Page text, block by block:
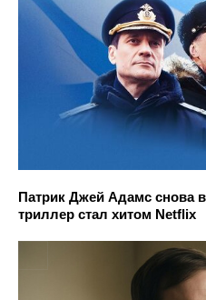
Патрик Джей Адамс снова
триллер стал хитом Netflix